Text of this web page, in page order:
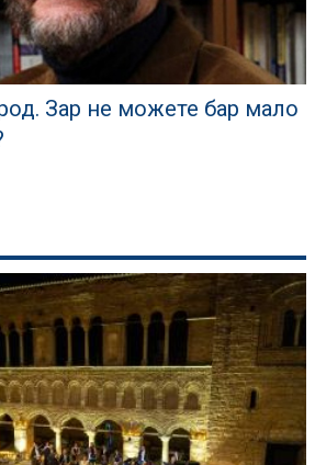
Зар не можете бар мало